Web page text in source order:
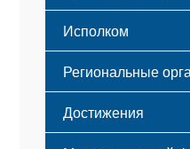
Исполком
Региональные
Достижения